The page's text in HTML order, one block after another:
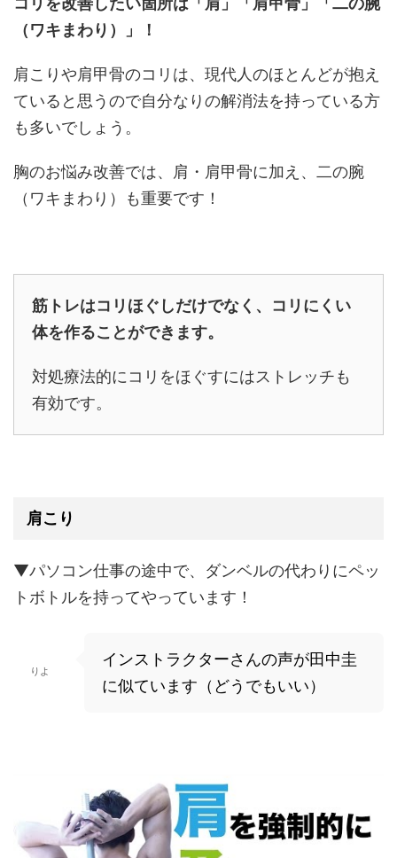
（ワキまわり）」！
肩こりや肩甲骨のコリは、現代人のほとんどが抱え
ていると思うので自分なりの解消法を持っている方
も多いでしょう。
胸のお悩み改善では、肩・肩甲骨に加え、二の腕
（ワキまわり）も重要です！
筋トレはコリほぐしだけでなく、コリにくい
体を作ることができます。
対処療法的にコリをほぐすにはストレッチも
有効です。
肩こり
▼パソコン仕事の途中で、ダンベルの代わりにペッ
トボトルを持ってやっています！
りよ
インストラクターさんの声が田中圭
に似ています（どうでもいい）